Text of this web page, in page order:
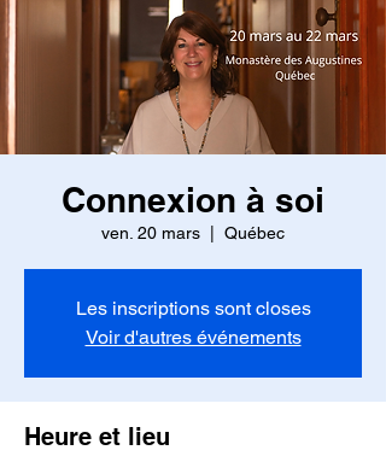
Connexion à soi
ven. 20 mars Québec
Les inscriptions sont closes
Voir d'autres événements
Heure et lieu